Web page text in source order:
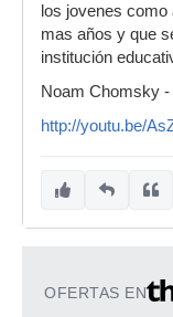
los jovenes
mas años y que
institución
Noam Chomsky -
http://youtu.be/
OFERTAS EN